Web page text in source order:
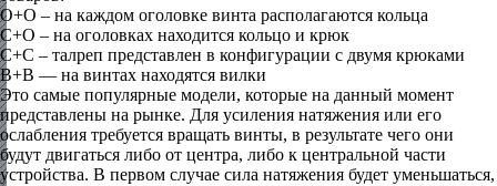
О+О – на каждом оголовке винта располагаются кольца
С+О – на оголовках находится кольцо и крюк
С+С – талреп представлен в конфигурации с двумя крюками
В+В — на винтах находятся вилки
Это самые популярные модели, которые на данный момент
представлены на рынке. Для усиления натяжения или его
ослабления требуется вращать винты, в результате чего они
будут двигаться либо от центра, либо к центральной части
устройства. В первом случае сила натяжения будет уменьшаться,